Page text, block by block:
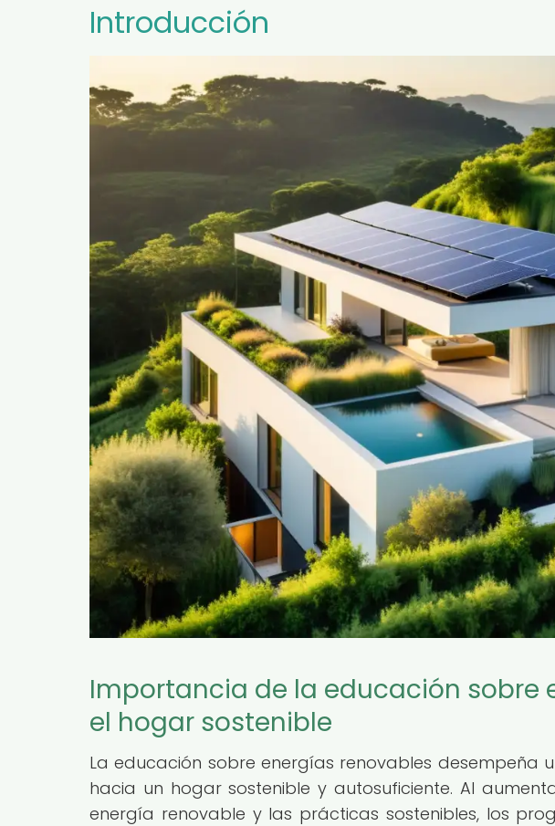
Introducción
Importancia de la educación sobre
el hogar sostenible
La educación sobre energías renovables desempeña
hacia un hogar sostenible y autosuficiente. Al
energía renovable y las prácticas sostenibles, los